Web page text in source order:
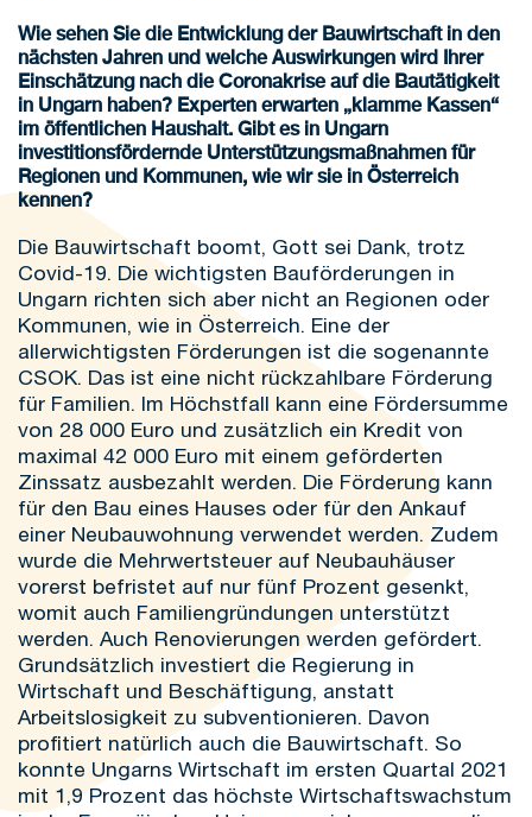
Wie sehen Sie die Entwicklung der Bauwirtschaft in den
nächsten Jahren und welche Auswirkungen wird Ihrer
Einschätzung nach die Coronakrise auf die Bautätigkeit
in Ungarn haben? Experten erwarten „klamme Kassen“
im öffentlichen Haushalt. Gibt es in Ungarn
investitionsfördernde Unterstützungsmaßnahmen für
Regionen und Kommunen, wie wir sie in Österreich
kennen?
Die Bauwirtschaft boomt, Gott sei Dank, trotz
Covid-19. Die wichtigsten Bauförderungen in
Ungarn richten sich aber nicht an Regionen oder
Kommunen, wie in Österreich. Eine der
allerwichtigsten Förderungen ist die sogenannte
CSOK. Das ist eine nicht rückzahlbare Förderung
für Familien. Im Höchstfall kann eine Fördersumme
von 28 000 Euro und zusätzlich ein Kredit von
maximal 42 000 Euro mit einem geförderten
Zinssatz ausbezahlt werden. Die Förderung kann
für den Bau eines Hauses oder für den Ankauf
einer Neubauwohnung verwendet werden. Zudem
wurde die Mehrwertsteuer auf Neubauhäuser
vorerst befristet auf nur fünf Prozent gesenkt,
womit auch Familiengründungen unterstützt
werden. Auch Renovierungen werden gefördert.
Grundsätzlich investiert die Regierung in
Wirtschaft und Beschäftigung, anstatt
Arbeitslosigkeit zu subventionieren. Davon
profitiert natürlich auch die Bauwirtschaft. So
konnte Ungarns Wirtschaft im ersten Quartal 2021
mit 1,9 Prozent das höchste Wirtschaftswachstum